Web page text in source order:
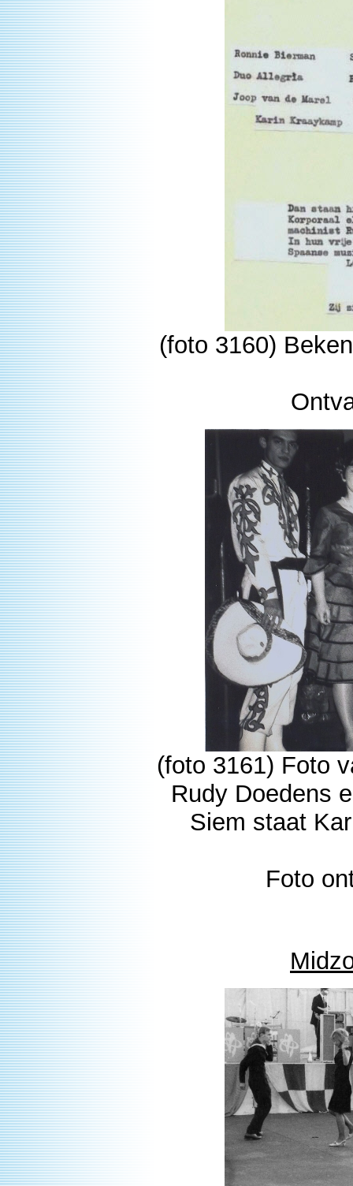
(foto 3160)
(foto 3161) Foto
Rudy Doedens
Siem staat
Foto